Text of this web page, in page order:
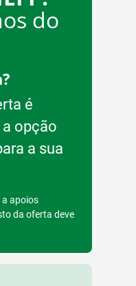
do
é
opção
a sua
a apoios
da oferta deve